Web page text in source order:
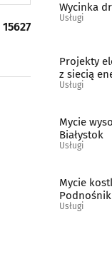
15627
Wycinka
Usługi
Projekty
z siecią
Usługi
Mycie
Białystok
Usługi
Mycie
Usługi